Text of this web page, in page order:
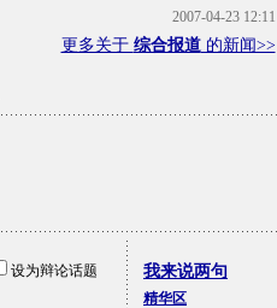
2007-04-23 12:11
更多关于 综合报道的新闻>>
设为辩论话题
我来说两句
精华区